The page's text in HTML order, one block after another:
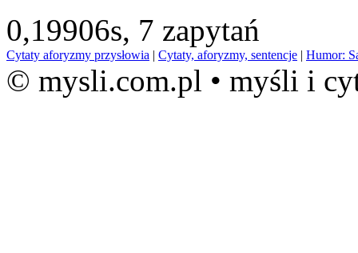
0,19906s, 7 zapytań
Cytaty aforyzmy przysłowia | Cytaty, aforyzmy, sentencje | Humor:
© mysli.com.pl • myśli i